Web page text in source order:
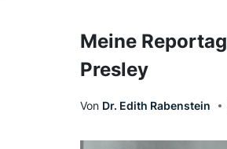
Meine
Presley
Von Dr. Edith Rabenstein